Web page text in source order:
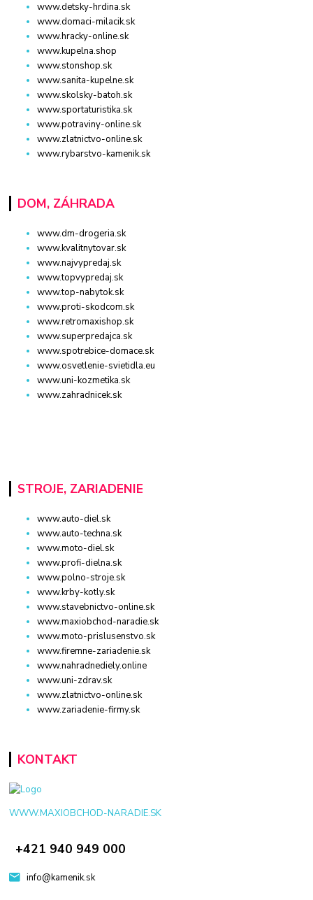
www.detsky-hrdina.sk
www.domaci-milacik.sk
www.hracky-online.sk
www.kupelna.shop
www.stonshop.sk
www.sanita-kupelne.sk
www.skolsky-batoh.sk
www.sportaturistika.sk
www.potraviny-online.sk
www.zlatnictvo-online.sk
www.rybarstvo-kamenik.sk
DOM, ZÁHRADA
www.dm-drogeria.sk
www.kvalitnytovar.sk
www.najvypredaj.sk
www.topvypredaj.sk
www.top-nabytok.sk
www.proti-skodcom.sk
www.retromaxishop.sk
www.superpredajca.sk
www.spotrebice-domace.sk
www.osvetlenie-svietidla.eu
www.uni-kozmetika.sk
www.zahradnicek.sk
STROJE, ZARIADENIE
www.auto-diel.sk
www.auto-techna.sk
www.moto-diel.sk
www.profi-dielna.sk
www.polno-stroje.sk
www.krby-kotly.sk
www.stavebnictvo-online.sk
www.maxiobchod-naradie.sk
www.moto-prislusenstvo.sk
www.firemne-zariadenie.sk
www.nahradnediely.online
www.uni-zdrav.sk
www.zlatnictvo-online.sk
www.zariadenie-firmy.sk
KONTAKT
WWW.MAXIOBCHOD-NARADIE.SK
+421 940 949 000
info@kamenik.sk